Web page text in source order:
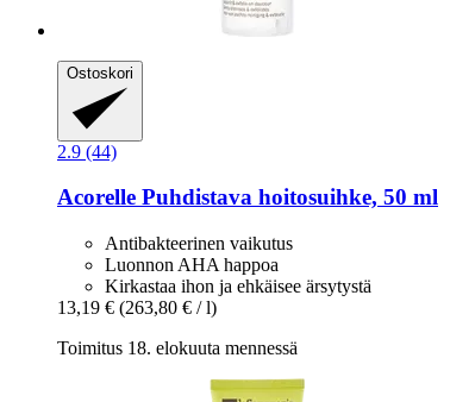
Ostoskori
2.9 (44)
Acorelle Puhdistava hoitosuihke, 50 ml
Antibakteerinen vaikutus
Luonnon AHA happoa
Kirkastaa ihon ja ehkäisee ärsytystä
13,19 € (263,80 € / l)
Toimitus 18. elokuuta mennessä